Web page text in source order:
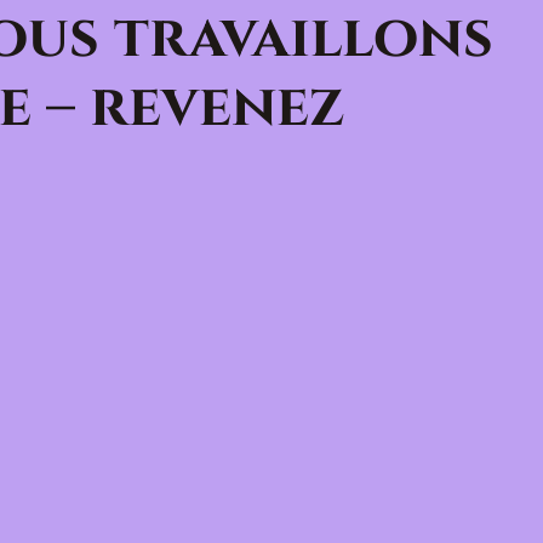
travaillons
– revenez